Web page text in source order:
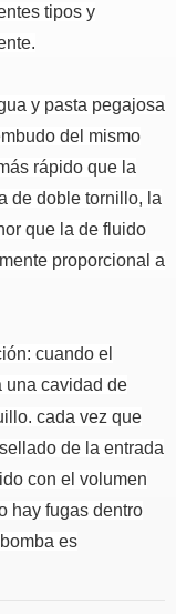
tipos y
y pasta pegajosa
del mismo
rápido que la
de doble tornillo, la
que la de fluido
proporcional a
cuando el
una cavidad de
cada vez que
de la entrada
con el volumen
hay fugas dentro
es